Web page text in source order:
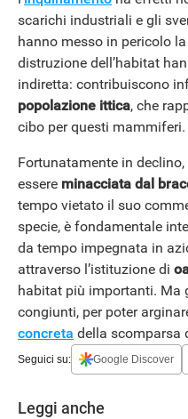
scarichi industriali e gli
hanno messo in pericolo
distruzione dell’habitat
indiretta: contribuiscono
popolazione ittica, che
cibo per questi mammiferi.
Fortunatamente in
essere minacciata dal
tempo vietato il suo
specie, è fondamentale
da tempo impegnata in
attraverso l’istituzione di
habitat più importanti. Ma
congiunti, per poter
concreta della scomparsa
Seguici su: Google Discover
Leggi anche